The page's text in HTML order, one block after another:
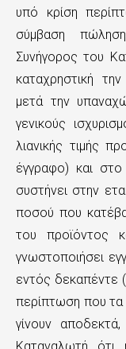
υπό κρίση
σύμβαση
Συνήγορος του
καταχρηστική
μετά την
γενικούς
λιανικής τιμής
έγγραφο) και
συστήνει στην
ποσού που
του προϊόντος
γνωστοποιήσει
εντός δεκαπέντε
περίπτωση που τα
γίνουν